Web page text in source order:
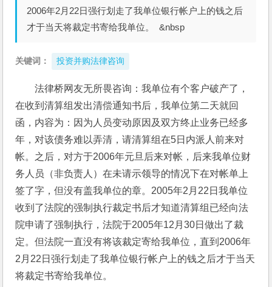
2006年2月22日强行划走了我单位银行帐户上的钱之后
才于当天将裁定书寄给我单位。 &nbsp
关键词： 投资并购法律咨询
法律桥网友无所畏咨询：我单位有个客户破产了，
在收到清算组发出清偿通知书后，我单位第二天就回
函，内容为：因为人员变动原因及双方终止业务已经多
年，对该债务难以弄清，请清算组在5日内派人前来对
帐。之后，对方于2006年元旦后来对帐，后来我单位财
务人员（非负责人）在未请示领导的情况下在对帐单上
签了字，但没有盖我单位的章。2005年2月22日我单位
收到了法院的强制执行裁定书后才知道清算组已经向法
院申请了强制执行，法院于2005年12月30日做出了裁
定。但法院一直没有将该裁定寄给我单位，直到2006年
2月22日强行划走了我单位银行帐户上的钱之后才于当天
将裁定书寄给我单位。